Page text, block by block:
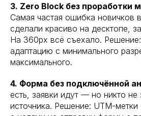
3. Zero Block без проработки
Самая частая ошибка новичков
сделали красиво на десктопе,
На 360px всё съехало. Решение:
адаптацию с минимального
максимального.
4. Форма без подключённой
есть, заявки идут — но никто не
источника. Решение: UTM-